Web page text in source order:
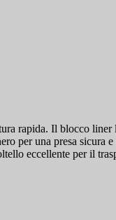
rapida. Il blocco
per una presa sicura
eccellente per il